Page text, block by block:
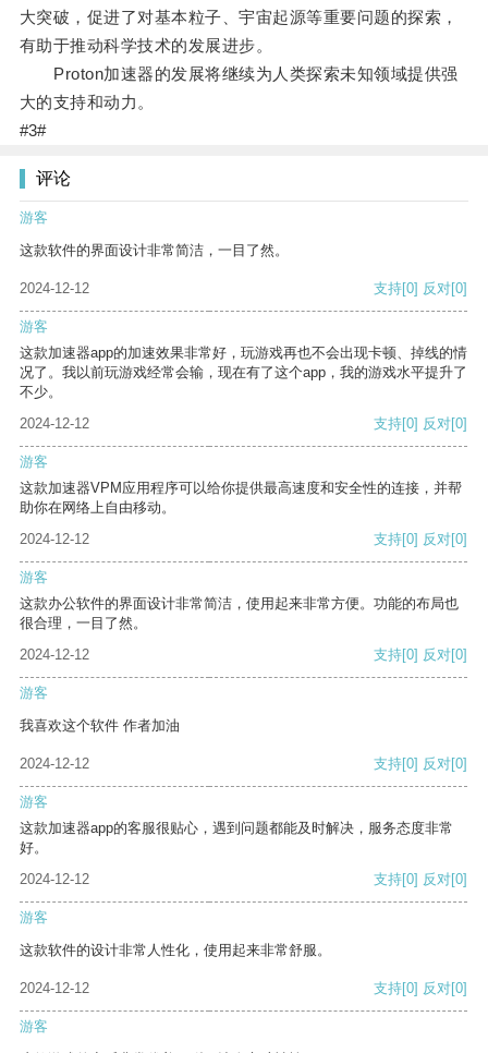
大突破，促进了对基本粒子、宇宙起源等重要问题的探索，
有助于推动科学技术的发展进步。
Proton加速器的发展将继续为人类探索未知领域提供强
大的支持和动力。
#3#
评论
游客
这款软件的界面设计非常简洁，一目了然。
2024-12-12 支持[0] 反对[0]
游客
这款加速器app的加速效果非常好，玩游戏再也不会出现卡顿、掉线的情
况了。我以前玩游戏经常会输，现在有了这个app，我的游戏水平提升了
不少。
2024-12-12
支持[0] 反对[0]
游客
这款加速器VPM应用程序可以给你提供最高速度和安全性的连接，并帮
助你在网络上自由移动。
2024-12-12
支持[0] 反对[0]
游客
这款办公软件的界面设计非常简洁，使用起来非常方便。功能的布局也
很合理，一目了然。
2024-12-12
支持[0] 反对[0]
游客
我喜欢这个软件 作者加油
2024-12-12 支持[0] 反对[0]
游客
这款加速器app的客服很贴心，遇到问题都能及时解决，服务态度非常
好。
2024-12-12
支持[0] 反对[0]
游客
这款软件的设计非常人性化，使用起来非常舒服。
2024-12-12 支持[0] 反对[0]
游客